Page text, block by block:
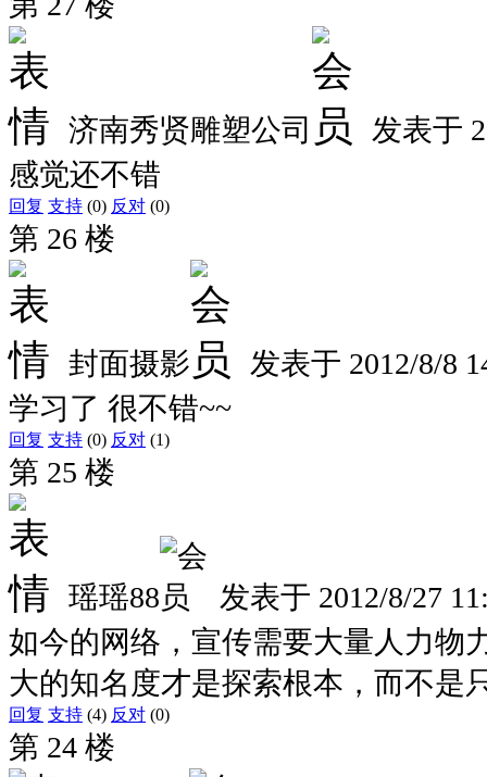
济南秀贤雕塑公司 发表于
感觉还不错
回复 支持 (0) 反对 (0)
第 26 楼
封面摄影 发表于 2012/8/8
学习了 很不错~~
回复 支持 (0) 反对 (1)
第 25 楼
瑶瑶88 发表于 2012/8/27
如今的网络，宣传需要大量人力物
大的知名度才是探索根本，而不是
回复 支持 (4) 反对 (0)
第 24 楼